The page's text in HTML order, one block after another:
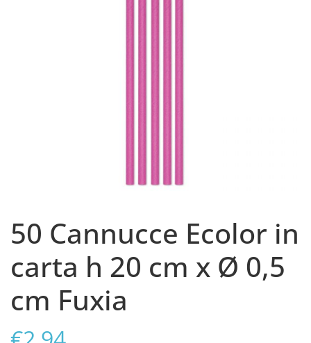
50 Cannucce Ecolor in
carta h 20 cm x Ø 0,5
cm Fuxia